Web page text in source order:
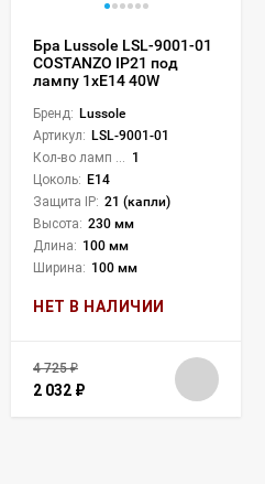
Бра Lussole LSL-9001-01
COSTANZO IP21 под
лампу 1xE14 40W
Бренд: Lussole
Артикул: LSL-9001-01
1
Цоколь: E14
Защита IP: 21 (капли)
Высота: 230 мм
Длина: 100 мм
Ширина: 100 мм
НЕТ В НАЛИЧИИ
4 725₽
2 032 ₽